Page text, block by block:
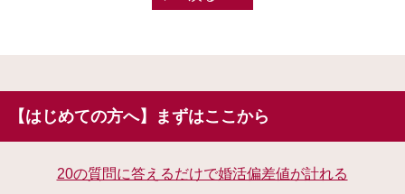
【はじめての方へ】まずはここから
20の質問に答えるだけで婚活偏差値が計れる